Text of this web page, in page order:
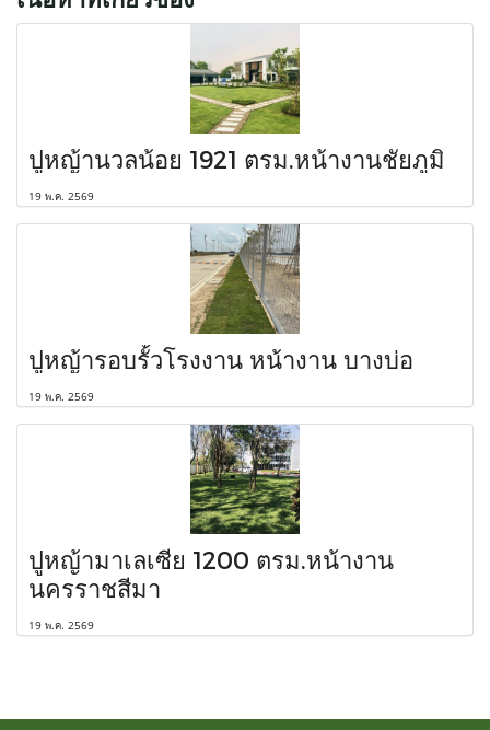
ปูหญ้านวลน้อย 1921 ตรม.หน้างานชัยภูมิ
19 พ.ค. 2569
ปูหญ้ารอบรั้วโรงงาน หน้างาน บางบ่อ
19 พ.ค. 2569
ปูหญ้ามาเลเซีย 1200 ตรม.หน้างาน
นครราชสีมา
19 พ.ค. 2569